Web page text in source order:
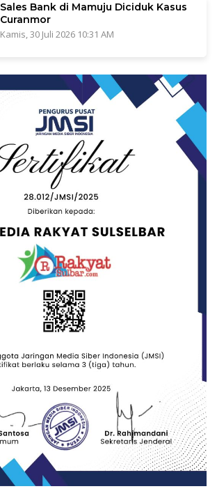
Sales Bank di Mamuju Diciduk Kasus
Curanmor
Kamis, 30 Juli 2026 10:31 AM